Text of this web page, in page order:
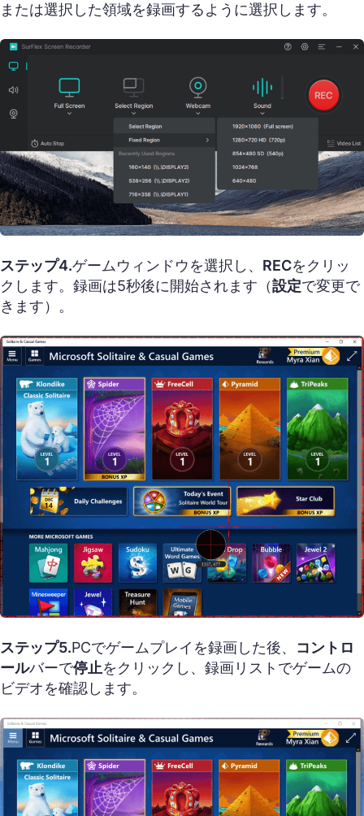
または選択した領域を録画するように選択します。
ステップ4.ゲームウィンドウを選択し、 RECをクリッ
クします。録画は5秒後に開始されます（設定で変更で
きます）。
ステップ5.PCでゲームプレイを録画した後、 コントロ
ールバーで停止をクリックし、録画リストでゲームの
ビデオを確認します。